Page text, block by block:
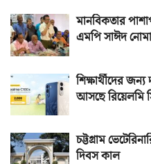
মানবিকতার
এমপি সাঈদ
শিক্ষার্থীদের
আসছে রিয়েলমি
চট্টগ্রাম
দিবস কাল